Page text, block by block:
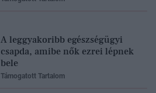
A leggyakoribb egészségügyi
csapda, amibe nők ezrei lépnek
bele
Támogatott Tartalom